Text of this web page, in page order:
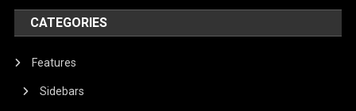
CATEGORIES
Features
Sidebars